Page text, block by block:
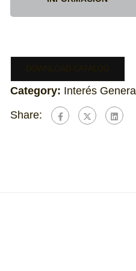
Category: Interés
Share: